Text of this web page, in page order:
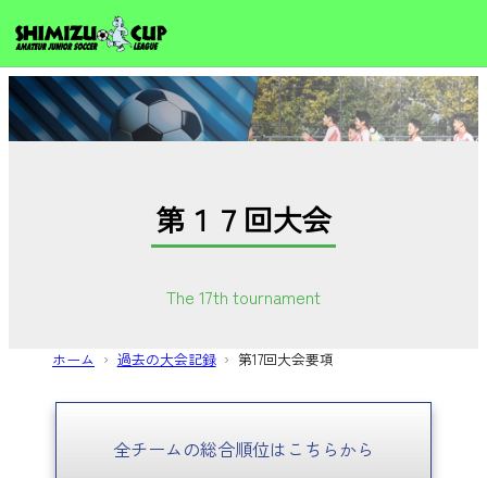
第１７回大会
The 17th tournament
ホーム 過去の大会記録 第17回大会要項
全チームの総合順位はこちらから